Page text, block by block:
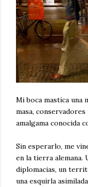
Mi boca mastica una
masa,
amalgama conocida
Sin esperarlo, me
en la tierra alemana.
diplomacias, un
una esquirla